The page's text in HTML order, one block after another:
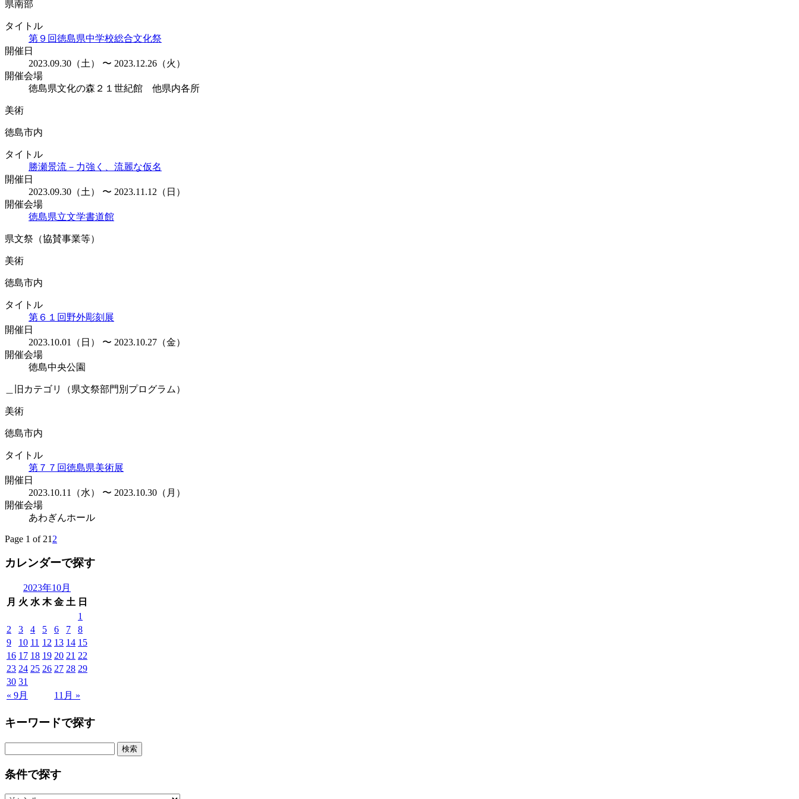
県南部
タイトル
第９回徳島県中学校総合文化祭
開催日
2023.09.30（土） 〜 2023.12.26（火）
開催会場
徳島県文化の森２１世紀館 他県内各所
美術
徳島市内
タイトル
勝瀬景流－力強く、流麗な仮名
開催日
2023.09.30（土） 〜 2023.11.12（日）
開催会場
徳島県立文学書道館
県文祭（協賛事業等）
美術
徳島市内
タイトル
第６１回野外彫刻展
開催日
2023.10.01（日） 〜 2023.10.27（金）
開催会場
徳島中央公園
＿旧カテゴリ（県文祭部門別プログラム）
美術
徳島市内
タイトル
第７７回徳島県美術展
開催日
2023.10.11（水） 〜 2023.10.30（月）
開催会場
あわぎんホール
Page 1 of 21 2
カレンダーで探す
2023年10月
月 火 水 木 金 土 日
« 9月 11月 »
1
2
3 4 5 6 7
8
9
10 11 12 13 14 15
16 17 18 19 20 21 22
23 24 25 26 27 28 29
30 31
キーワードで探す
条件で探す